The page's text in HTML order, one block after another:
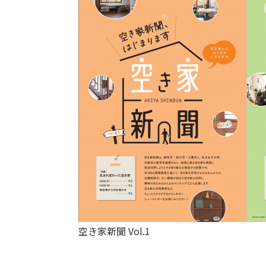
空き家新聞 Vol.1